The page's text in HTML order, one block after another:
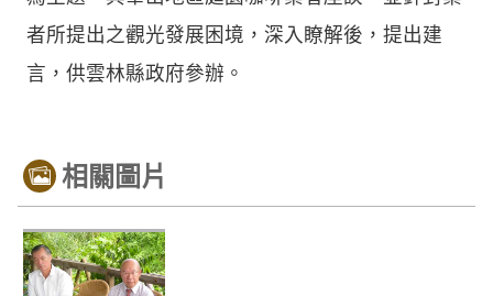
者所提出之觀光發展困境，深入瞭解後，提出建
言，供雲林縣政府參辦。
相關圖片